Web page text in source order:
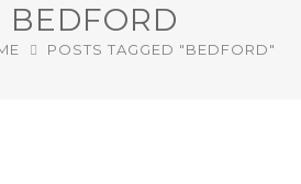
BEDFORD
POSTS TAGGED "BEDFORD"